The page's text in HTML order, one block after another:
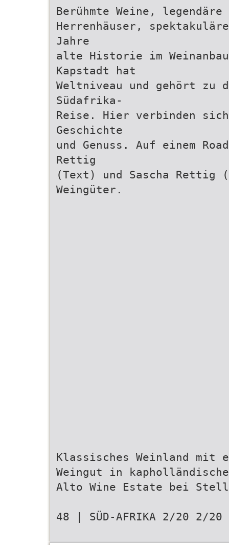
Berühmte Weine,
Herrenhäuser,
Jahre
alte Historie im
Kapstadt hat
Weltniveau und gehört zu
Südafrika-
Reise. Hier verbinden
Geschichte
und Genuss. Auf einem
Rettig
(Text) und Sascha Rettig
Weingüter.
Klassisches Weinland mit
Weingut in
Alto Wine Estate bei
48 | SÜD-AFRIKA 2/20 2/20